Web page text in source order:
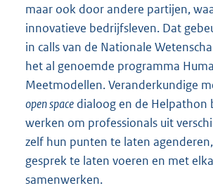
maar ook door andere partijen,
innovatieve bedrijfsleven. Dat
in calls van de Nationale
het al genoemde programma
Meetmodellen. Veranderkundige
open space dialoog en de Helpathon
werken om professionals uit
zelf hun punten te laten
gesprek te laten voeren en met
samenwerken.